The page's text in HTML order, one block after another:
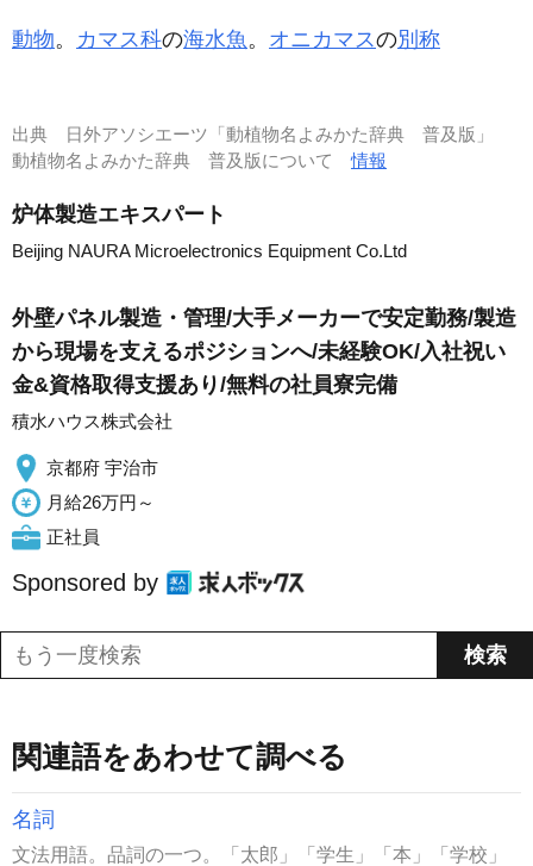
動物。 カマス科の海水魚 。 オニカマスの別称
出典
日外アソシエーツ「動植物名よみかた辞典 普及版」
動植物名よみかた辞典 普及版について情報
炉体製造エキスパート
Beijing NAURA Microelectronics Equipment Co.Ltd
外壁パネル製造・管理/大手メーカーで安定勤務/製造
から現場を支えるポジションへ/未経験OK/入社祝い
金&資格取得支援あり/無料の社員寮完備
積水ハウス株式会社
京都府 宇治市
月給26万円～
正社員
Sponsored by
関連語をあわせて調べる
名詞
文法用語。品詞の一つ。「太郎」「学生」「本」「学校」